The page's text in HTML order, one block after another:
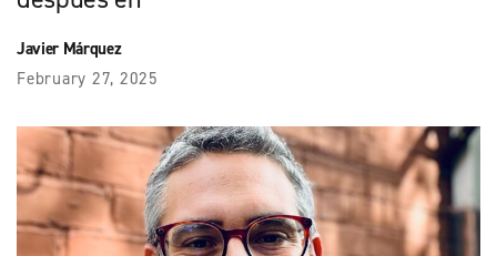
Javier Márquez
February 27, 2025